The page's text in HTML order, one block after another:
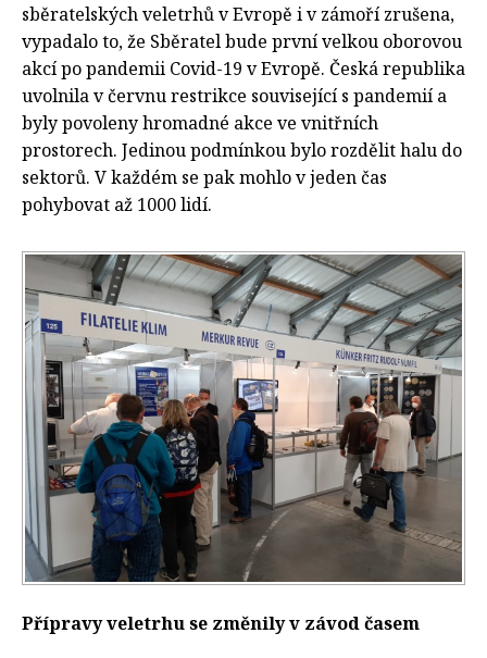
sběratelských veletrhů v Evropě i v zámoří zrušena,
vypadalo to, že Sběratel bude první velkou oborovou
akcí po pandemii Covid-19 v Evropě. Česká republika
uvolnila v červnu restrikce související s pandemií a
byly povoleny hromadné akce ve vnitřních
prostorech. Jedinou podmínkou bylo rozdělit halu do
sektorů. V každém se pak mohlo v jeden čas
pohybovat až 1000 lidí.
Přípravy veletrhu se změnily v závod časem